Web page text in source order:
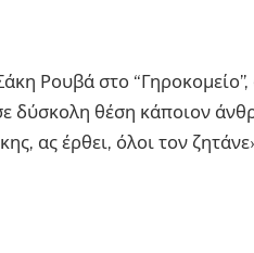
Ρουβά στο
δύσκολη θέση κάποιον
ας έρθει, όλοι τον